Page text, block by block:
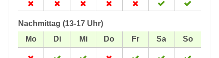
Nachmittag (13-17 Uhr)